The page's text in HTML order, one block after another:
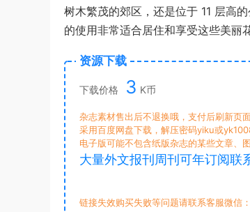
树木繁茂的郊区，还是位于 11 层高
的使用非常适合居住和享受这些美丽
资源下载
下载价格 3 K币
杂志素材售出后不退换哦，支付后刷新页
采用百度网盘下载，解压密码yiku或
电子版可能不包含纸版杂志的某些文章、
大量外文报刊周刊可年订阅联
链接失效购买失败等问题请联系客服微信